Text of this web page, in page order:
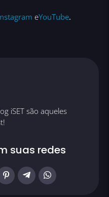
eYouTube.
iSET são aqueles
suas redes